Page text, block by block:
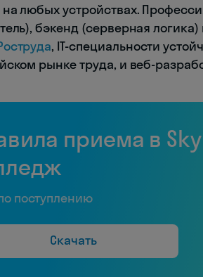
на любых устройствах.
бэкенд (серверная
, IT-специальности
рынке труда, и веб-
приема в
поступлению
Скачать